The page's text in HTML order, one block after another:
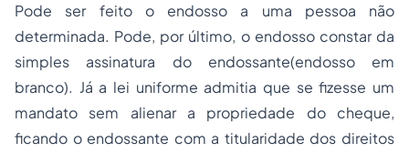
Pode ser feito o endosso a uma pessoa não
determinada. Pode, por último, o endosso constar da
simples assinatura do endossante(endosso em
branco). Já a lei uniforme admitia que se fizesse um
mandato sem alienar a propriedade do cheque,
ficando o endossante com a titularidade dos direitos